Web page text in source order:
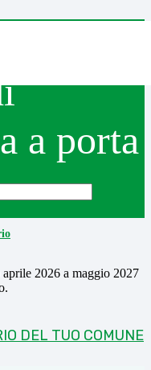
a porta
2026 a maggio 2027
DEL TUO COMUNE